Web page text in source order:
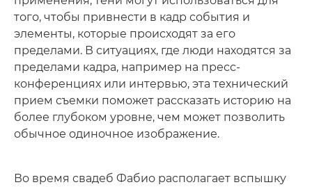
того, чтобы привнести в кадр события и
элементы, которые происходят за его
пределами. В ситуациях, где люди находятся за
пределами кадра, например на пресс-
конференциях или интервью, эта технический
прием съемки поможет рассказать историю на
более глубоком уровне, чем может позволить
обычное одиночное изображение.
Во время свадеб Фабио располагает вспышку